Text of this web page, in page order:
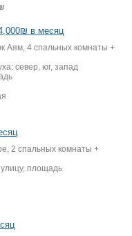
в месяц
Аям, 4 спальных комнаты +
север, юг, запад
2 спальных комнаты +
площадь